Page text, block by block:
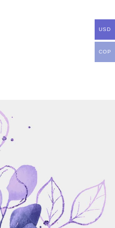
USD
COP